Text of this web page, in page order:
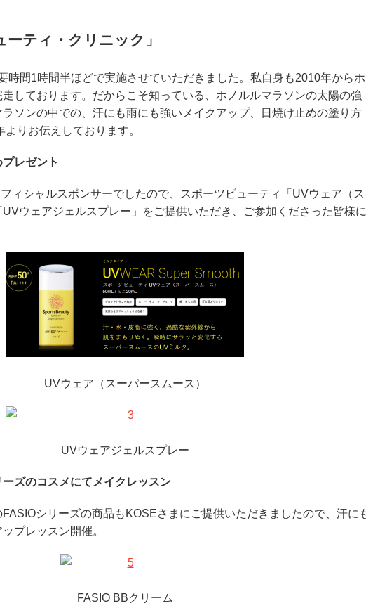
ティ・クリニック」
時間1時間半ほどで実施させていただきました。私自身も2010年からホ
しております。だからこそ知っている、ホノルルマラソンの太陽の強
ソンの中での、汗にも雨にも強いメイクアップ、日焼け止めの塗り方
りお伝えしております。
レゼント
ィシャルスポンサーでしたので、スポーツビューティ「UVウェア（ス
ウェアジェルスプレー」をご提供いただき、ご参加くださった皆様に
UVウェア（スーパースムース）
UVウェアジェルスプレー
ズのコスメにてメイクレッスン
シリーズの商品もKOSEさまにご提供いただきましたので、汗に
プレッスン開催。
FASIO BBクリーム